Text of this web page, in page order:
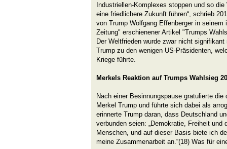
Industriellen-Komplexes stoppen und so
eine friedlichere Zukunft führen“, schrieb
von Trump Wolfgang Effenberger in seinem
Zeitung" erschienener Artikel "Trumps
Der Weltfrieden wurde zwar nicht
Trump zu den wenigen US-Präsidenten,
Kriege führte.
Merkels Reaktion auf Trumps Wahlsieg
Nach einer Besinnungspause gratulierte die
Merkel Trump und führte sich dabei als
erinnerte Trump daran, dass Deutschland
verbunden seien: „Demokratie, Freiheit und
Menschen, und auf dieser Basis biete ich
meine Zusammenarbeit an.“(18) Was für